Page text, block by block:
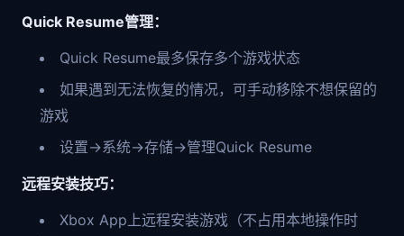
Quick Resume管理：
Quick Resume最多保存多个游戏状态
如果遇到无法恢复的情况，可手动移除不想保留的
游戏
设置→系统→存储→管理Quick Resume
远程安装技巧：
Xbox App上远程安装游戏（不占用本地操作时